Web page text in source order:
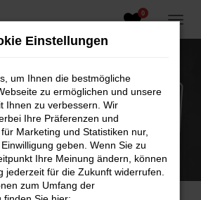
0
ÜBER UNS
Einstellungen
um Ihnen die bestmögliche
zu ermöglichen und unsere
Ihnen zu verbessern. Wir
Ihre Präferenzen und
Marketing und Statistiken nur,
geben. Wenn Sie zu
Ihre Meinung ändern, können
jederzeit für die Zukunft widerrufen.
zum Umfang der